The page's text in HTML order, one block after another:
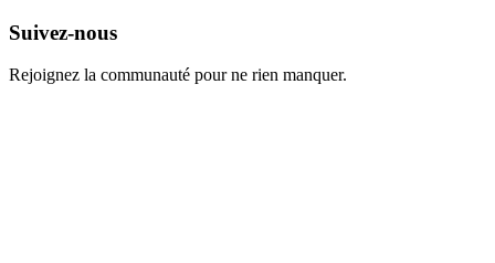
Suivez-nous
Rejoignez la communauté pour ne rien manquer.